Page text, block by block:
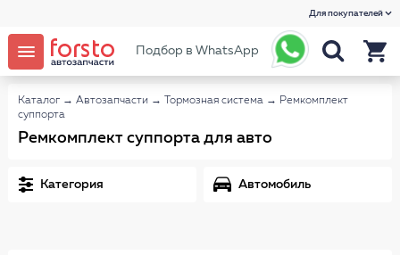
Для покупателей
Подбор в WhatsApp
Каталог → Автозапчасти → Тормозная система → Ремкомплект
суппорта
Ремкомплект суппорта для авто
Категория Автомобиль